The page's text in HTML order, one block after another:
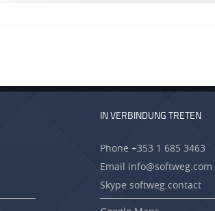
IN VERBINDUNG TRETEN
Phone +353 1 685 3463
Email info@softweg.com
Skype softweg.contact